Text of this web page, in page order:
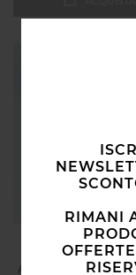
ALGA SPIRULINA
€ 18,00
RIMANI